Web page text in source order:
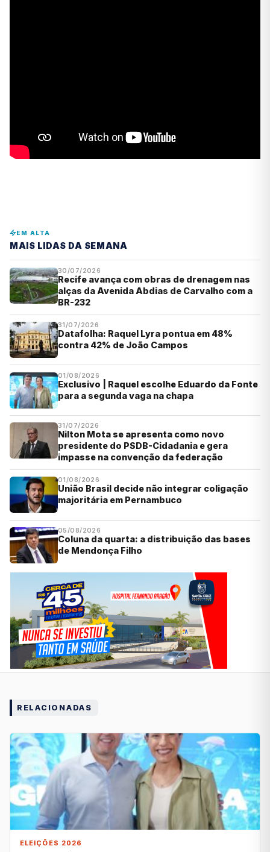
EM ALTA
MAIS LIDAS DA SEMANA
30/07/2026
Recife avança com obras de drenagem nas
alças da Avenida Abdias de Carvalho com a
BR-232
31/07/2026
Datafolha: Raquel Lyra pontua em 48%
contra 42% de João Campos
01/08/2026
Exclusivo | Raquel escolhe Eduardo da Fonte
para a segunda vaga na chapa
31/07/2026
Nilton Mota se apresenta como novo
presidente do PSDB-Cidadania e gera
impasse na convenção da federação
01/08/2026
União Brasil decide não integrar coligação
majoritária em Pernambuco
05/08/2026
Coluna da quarta: a distribuição das bases
de Mendonça Filho
RELACIONADAS
ELEIÇÕES 2026